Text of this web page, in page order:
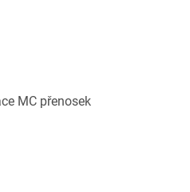
MC přenosek